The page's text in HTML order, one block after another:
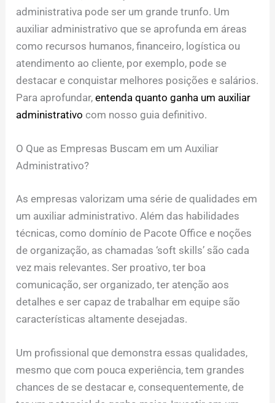
administrativa pode ser um grande trunfo. Um
auxiliar administrativo que se aprofunda em áreas
como recursos humanos, financeiro, logística ou
atendimento ao cliente, por exemplo, pode se
destacar e conquistar melhores posições e salários.
Para aprofundar,entenda quanto ganha um auxiliar
administrativo com nosso guia definitivo.
O Que as Empresas Buscam em um Auxiliar
Administrativo?
As empresas valorizam uma série de qualidades em
um auxiliar administrativo. Além das habilidades
técnicas, como domínio de Pacote Office e noções
de organização, as chamadas ‘soft skills’ são cada
vez mais relevantes. Ser proativo, ter boa
comunicação, ser organizado, ter atenção aos
detalhes e ser capaz de trabalhar em equipe são
características altamente desejadas.
Um profissional que demonstra essas qualidades,
mesmo que com pouca experiência, tem grandes
chances de se destacar e, consequentemente, de